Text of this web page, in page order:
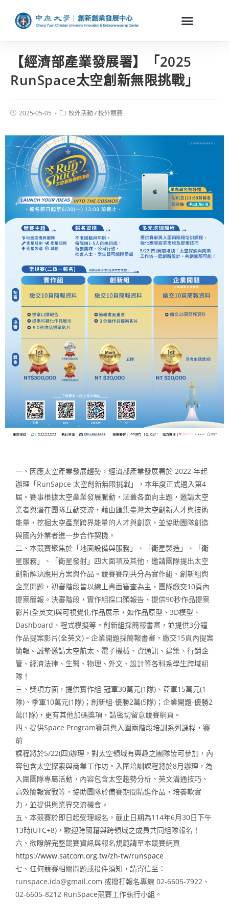
【經濟部產業發展署】「2025
RunSpace太空創新無限挑戰」
2025-05-05 校外活動/校外競賽
一、因應太空產業發展趨勢，經濟部產業發展署於 2022 年起
辦理「RunSapce 太空創新無限挑戰」，本年度正式邁入第4
屆。賽事根據太空產業發展脈動，涵蓋各面向主題，邀請太空
業者與潛在團隊互動交流，藉由匯集臺灣太空創新人才與技術
能量，挖掘太空產業跨界能量的人才與創意，並協助團隊創造
與國內外業者進一步合作契機。
二、本競賽聚焦於「地面設備與服務」、「衛星製造」、「衛
星服務」、「衛星發射」四大面項及其他，邀請團隊提出太空
創新解決應用方案與作品。競賽賽制共分為實作組、創新組與
企業開題，初審階段皆以線上書面審查為主，團隊繳交10頁內
提案簡報。決審階段，實作組採口頭報告、提供90秒作品提案
影片(全英文)與可視覺化作品展示，如作品原型、3D模型、
Dashboard、程式模擬等。創新組採簡報書審，並提供3分鐘
作品提案影片(全英文)。企業開題採簡報書審，繳交15頁內提案
簡報。誠摯邀請太空航太、電子機械、資通訊、建築、行銷企
管、經濟法律、生醫、物理、外文、設計等各科系學生跨域組
隊！
三、獎項方面，提供實作組-冠軍30萬元(1隊)、亞軍15萬元(1
隊)、季軍10萬元(1隊)；創新組-優勝2萬(5隊)；企業開題-優勝2
萬(1隊)，更有其他加碼獎項，請密切留意競賽網頁。
四、提供Space Program賽前與入圍兩階段培訓系列課程，賽
前
課程將於5/22(四)辦理，對太空領域有興趣之團隊皆可參加，內
容包含太空探索與商業工作坊。入圍培訓課程將於8月辦理，為
入圍團隊專屬活動，內容包含太空趨勢分析、英文溝通技巧、
高效簡報實戰等，協助團隊於備賽期間精進作品，培養軟實
力，並提供與業界交流機會。
五、本競賽於即日起受理報名，截止日期為114年6月30日下午
13時(UTC+8)，歡迎跨國籍與跨領域之成員共同組隊報名！
六、欲瞭解完整競賽資訊與報名規範請至本競賽網頁
https://www.satcom.org.tw/zh-tw/runspace
七、任何競賽相關問題或投件須知，請寄信至：
runspace.ida@gmail.com 或撥打報名專線 02-6605-7922、
02-6605-8212 RunSpace競賽工作執行小組。